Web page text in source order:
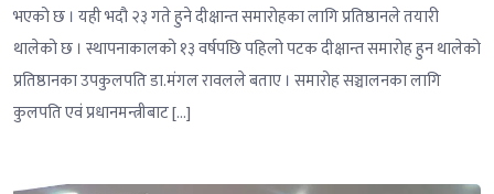
भएको छ । यही भदौ २३ गते हुने दीक्षान्त समारोहका लागि प्रतिष्ठानले तयारी
थालेको छ । स्थापनाकालको १३ वर्षपछि पहिलो पटक दीक्षान्त समारोह हुन थालेको
प्रतिष्ठानका उपकुलपति डा.मंगल रावलले बताए । समारोह सञ्चालनका लागि
कुलपति एवं प्रधानमन्त्रीबाट […]